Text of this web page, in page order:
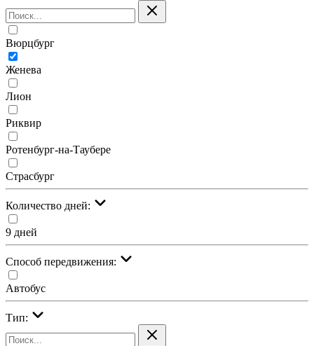
Вюрцбург
Женева
Лион
Риквир
Ротенбург-на-Таубере
Страсбург
Количество дней:
9 дней
Cпособ передвижения:
Автобус
Тип: